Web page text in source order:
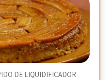
DE LIQUIDIFICADOR